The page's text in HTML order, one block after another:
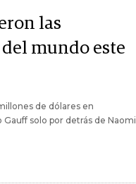
las
mundo este
de dólares en
solo por detrás de Naomi